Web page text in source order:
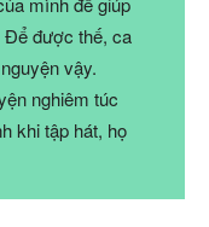
Để được thế, ca
vậy.
nghiêm túc
khi tập hát, họ